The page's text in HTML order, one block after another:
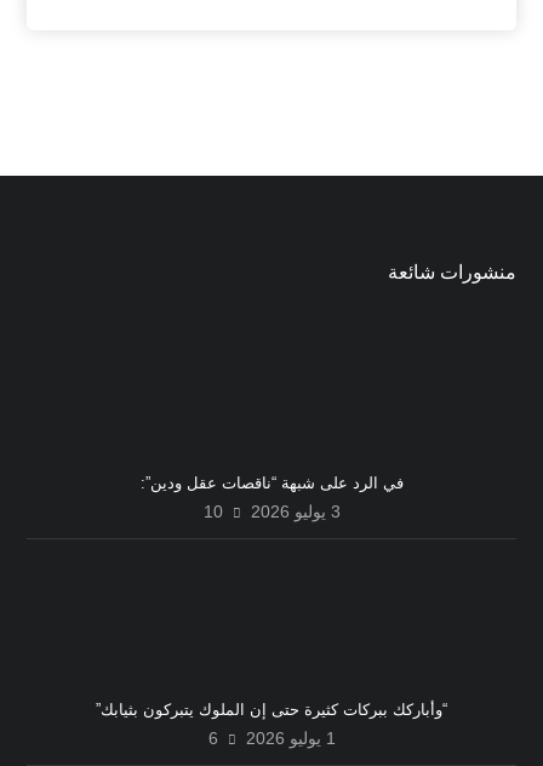
منشورات شائعة
في الرد على شبهة “ناقصات عقل ودين”:
3 يوليو 2026 10
“وأباركك ببركات كثيرة حتى إن الملوك يتبركون بثيابك”
1 يوليو 2026 6